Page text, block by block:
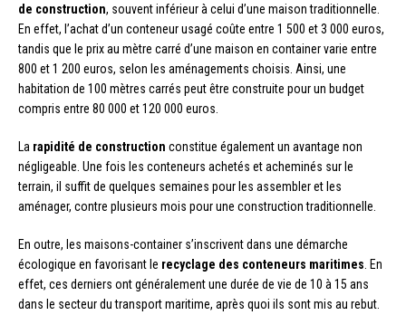
de construction, souvent inférieur à celui d’une maison traditionnelle.
En effet, l’achat d’un conteneur usagé coûte entre 1 500 et 3 000 euros,
tandis que le prix au mètre carré d’une maison en container varie entre
800 et 1 200 euros, selon les aménagements choisis. Ainsi, une
habitation de 100 mètres carrés peut être construite pour un budget
compris entre 80 000 et 120 000 euros.
La rapidité de construction constitue également un avantage non
négligeable. Une fois les conteneurs achetés et acheminés sur le
terrain, il suffit de quelques semaines pour les assembler et les
aménager, contre plusieurs mois pour une construction traditionnelle.
En outre, les maisons-container s’inscrivent dans une démarche
écologique en favorisant le recyclage des conteneurs maritimes . En
effet, ces derniers ont généralement une durée de vie de 10 à 15 ans
dans le secteur du transport maritime, après quoi ils sont mis au rebut.